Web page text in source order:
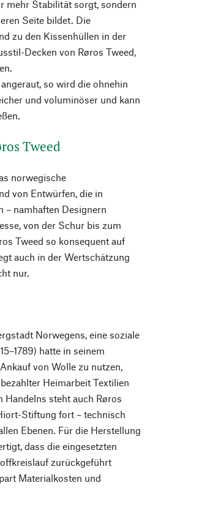
mehr Stabilität sorgt, sondern
Seite bildet. Die
zu den Kissenhüllen in der
Decken von Røros Tweed,
so wird die ohnehin
und voluminöser und kann
Tweed
norwegische
von Entwürfen, die in
– namhaften Designern
von der Schur bis zum
Tweed so konsequent auf
auch in der Wertschätzung
nur.
Norwegens, eine soziale
hatte in seinem
von Wolle zu nutzen,
Heimarbeit Textilien
Handelns steht auch Røros
Stiftung fort – technisch
Ebenen. Für die Herstellung
dass die eingesetzten
zurückgeführt
Materialkosten und